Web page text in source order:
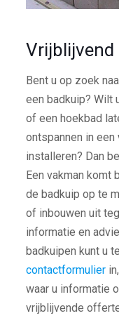
Bent u op zoek
een badkuip? Wilt
of een hoekbad
ontspannen in
installeren? Dan
Een vakman komt
de badkuip op te
of inbouwen uit
informatie en
badkuipen kunt u
contactformulier
waar u informatie
vrijblijvende